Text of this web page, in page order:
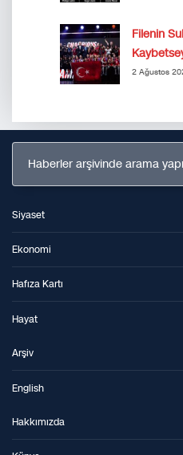
Filenin
2 Ağustos
Haberler arşivinde arama
Siyaset
Ekonomi
Hafıza Kartı
Hayat
Arşiv
English
Hakkımızda